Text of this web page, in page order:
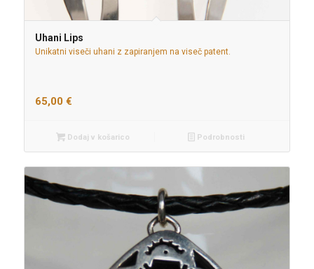
Uhani Lips
Unikatni viseči uhani z zapiranjem na viseč patent.
65,00 €
Dodaj v košarico Podrobnosti